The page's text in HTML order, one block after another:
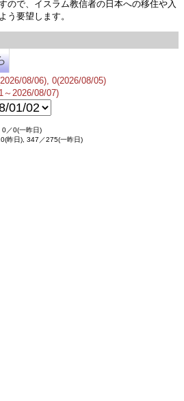
ので、イスラム教信者の日本への移住や入
08/06), 0(2026/08/05)
～2026/08/07)
／0(一昨日)
昨日), 347／275(一昨日)